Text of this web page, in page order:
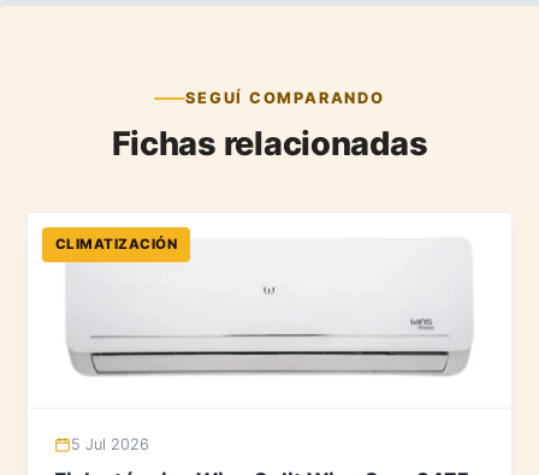
SEGUÍ COMPARANDO
Fichas relacionadas
CLIMATIZACIÓN
5 Jul 2026